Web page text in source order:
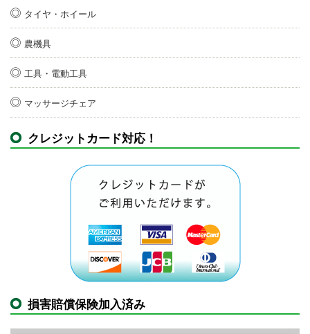
タイヤ・ホイール
農機具
工具・電動工具
マッサージチェア
クレジットカード対応！
損害賠償保険加入済み